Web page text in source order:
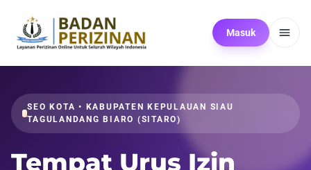
Masuk
SEO KOTA • KABUPATEN KEPULAUAN SIAU
TAGULANDANG BIARO (SITARO)
Tempat Urus Izin